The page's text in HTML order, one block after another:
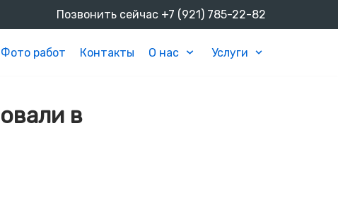
Позвонить сейчас +7 (921) 785-22-82
Фото работ Контакты О нас Услуги
в